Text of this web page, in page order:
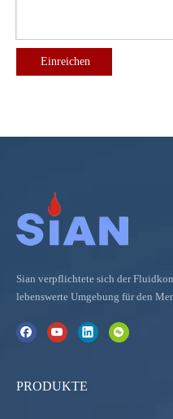
Einreichen
Sian verpflichtete sich der
lebenswerte Umgebung für den
PRODUKTE